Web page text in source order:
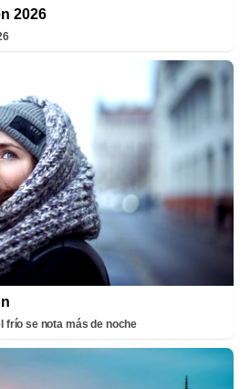
2026
frío se nota más de noche